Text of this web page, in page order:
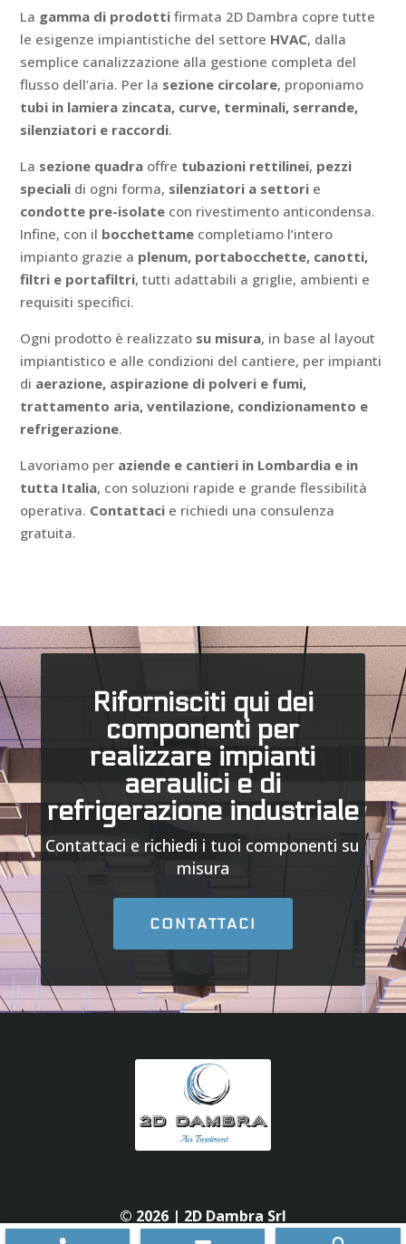
La gamma di prodotti firmata 2D Dambra copre tutte
le esigenze impiantistiche del settore HVAC, dalla
semplice canalizzazione alla gestione completa del
flusso dell’aria. Per la sezione circolare, proponiamo
tubi in lamiera zincata, curve, terminali, serrande,
silenziatori e raccordi.
La sezione quadra offre tubazioni rettilinei, pezzi
speciali di ogni forma, silenziatori a settori e
condotte pre-isolate con rivestimento anticondensa.
Infine, con il bocchettame completiamo l’intero
impianto grazie a plenum, portabocchette, canotti,
filtri e portafiltri, tutti adattabili a griglie, ambienti e
requisiti specifici.
Ogni prodotto è realizzato su misura, in base al layout
impiantistico e alle condizioni del cantiere, per impianti
di aerazione, aspirazione di polveri e fumi,
trattamento aria, ventilazione, condizionamento e
refrigerazione.
Lavoriamo per aziende e cantieri in Lombardia e in
tutta Italia, con soluzioni rapide e grande flessibilità
operativa. Contattaci e richiedi una consulenza
gratuita.
Rifornisciti qui dei
componenti per
realizzare impianti
aeraulici e di
refrigerazione industriale
Contattaci e richiedi i tuoi componenti su
misura
CONTATTACI
© 2026 | 2D Dambra Srl
Sede operativa:
Via Leonardo da Vinci, 8, 20876